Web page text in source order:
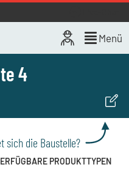
Menü
4
sich die Baustelle?
PRODUKTTYPEN